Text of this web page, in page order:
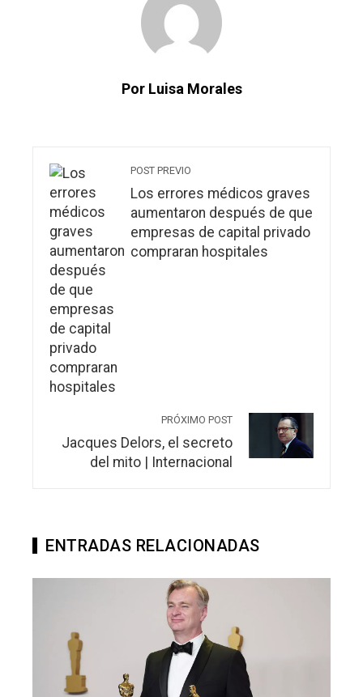
Por Luisa Morales
POST PREVIO
Los errores médicos graves
aumentaron después de que
empresas de capital privado
compraran hospitales
PRÓXIMO POST
Jacques Delors, el secreto
del mito | Internacional
ENTRADAS RELACIONADAS